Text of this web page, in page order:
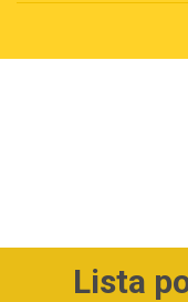
Lista